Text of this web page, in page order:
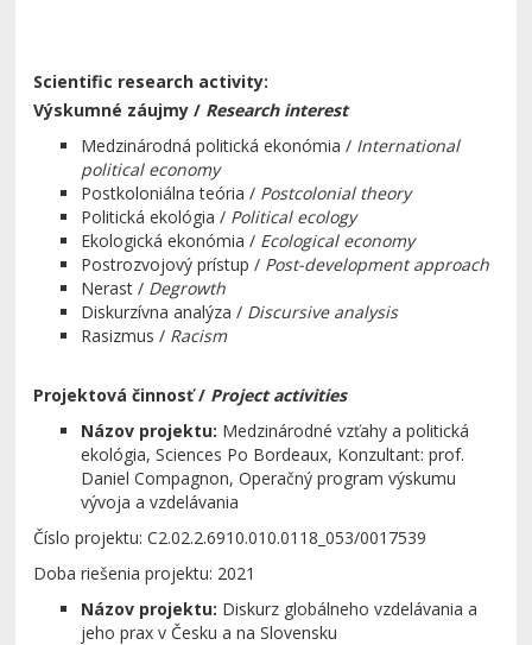
Scientific research activity:
Výskumné záujmy / Research interest
Medzinárodná politická ekonómia / International
political economy
Postkoloniálna teória / Postcolonial theory
Politická ekológia / Political ecology
Ekologická ekonómia / Ecological economy
Postrozvojový prístup / Post-development approach
Nerast / Degrowth
Diskurzívna analýza / Discursive analysis
Rasizmus / Racism
Projektová činnosť/ Project activities
Názov projektu: Medzinárodné vzťahy a politická
ekológia, Sciences Po Bordeaux, Konzultant: prof.
Daniel Compagnon, Operačný program výskumu
vývoja a vzdelávania
Číslo projektu: C2.02.2.6910.010.0118_053/0017539
Doba riešenia projektu: 2021
Názov projektu: Diskurz globálneho vzdelávania a
jeho prax v Česku a na Slovensku